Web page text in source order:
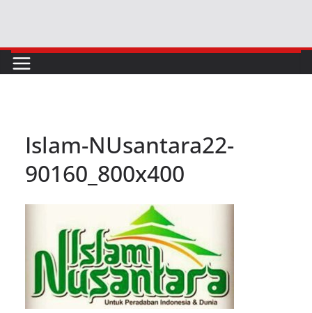
content
Islam-NUsantara22-
90160_800x400